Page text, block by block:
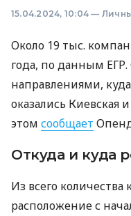
15.04.2024, 10:04 —
Около 19 тыс.
года, по данным
направлениями,
оказались Киевская
этом сообщает
Откуда и куда
Из всего
расположение с